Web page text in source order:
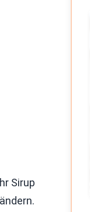
Sirup